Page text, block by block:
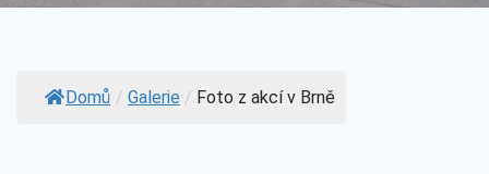
Domů / Galerie / Foto z akcí v Brně